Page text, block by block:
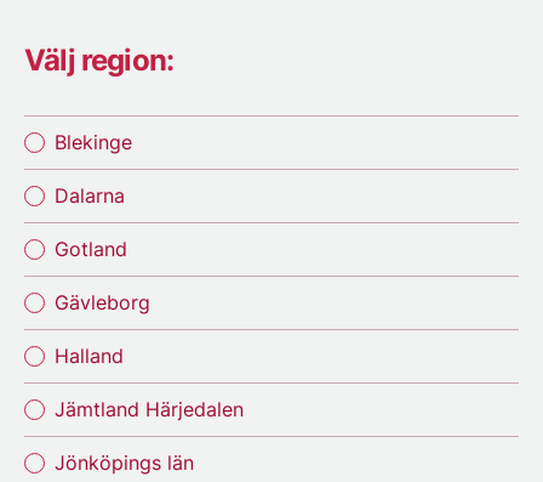
Välj region:
Blekinge
Dalarna
Gotland
Gävleborg
Halland
Jämtland Härjedalen
Jönköpings län